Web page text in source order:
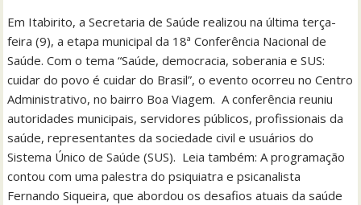
Em Itabirito, a Secretaria de Saúde realizou na última terça-
feira (9), a etapa municipal da 18ª Conferência Nacional de
Saúde. Com o tema “Saúde, democracia, soberania e SUS:
cuidar do povo é cuidar do Brasil”, o evento ocorreu no Centro
Administrativo, no bairro Boa Viagem. A conferência reuniu
autoridades municipais, servidores públicos, profissionais da
saúde, representantes da sociedade civil e usuários do
Sistema Único de Saúde (SUS). Leia também: A programação
contou com uma palestra do psiquiatra e psicanalista
Fernando Siqueira, que abordou os desafios atuais da saúde